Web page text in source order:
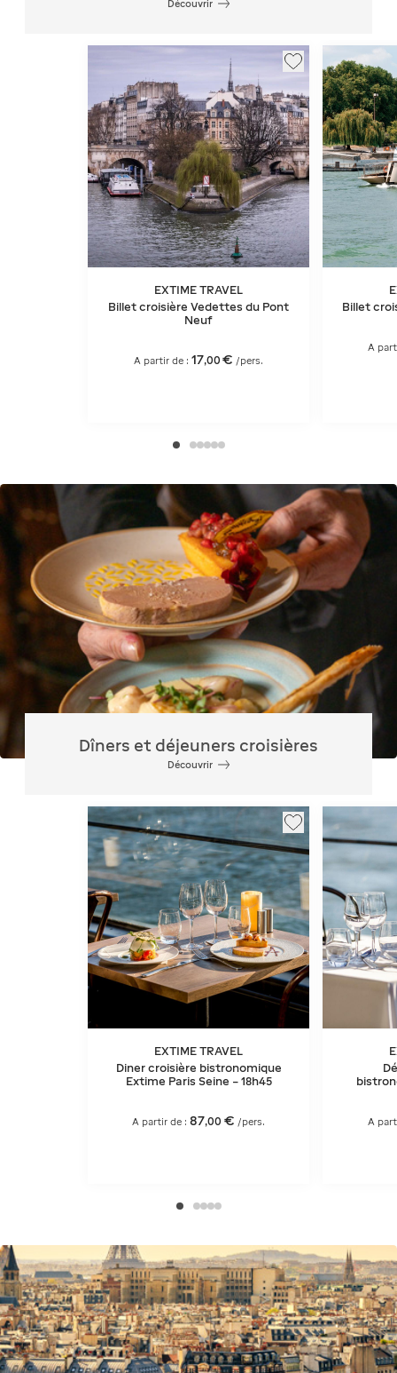
Découvrir
EXTIME TRAVEL
Billet croisière Vedettes du Pont
Neuf
A partir de : 17,00 € /pers.
Billet
A
Dîners et déjeuners croisières
Découvrir
EXTIME TRAVEL
Diner croisière bistronomique
Extime Paris Seine – 18h45
A partir de :87,00 € /pers. A